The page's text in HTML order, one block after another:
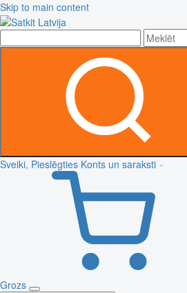
Skip to main content
Sveiki, Pieslēgties Konts un saraksti
Grozs